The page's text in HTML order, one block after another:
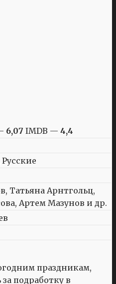
6,07 IMDB — 4,4
Татьяна Арнтгольц,
Артем Мазунов и др.
праздникам,
подработку в